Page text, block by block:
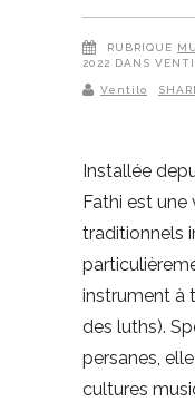
RUBRIQUE
2022 DANS
Ventilo
Installée
Fathi est
traditionnels
instrument à
des luths).
persanes,
cultures